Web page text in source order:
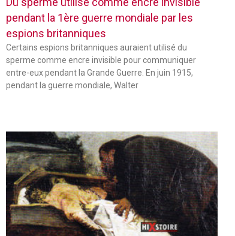
pendant la 1ère guerre mondiale par les
espions britanniques
Certains espions britanniques auraient utilisé du
sperme comme encre invisible pour communiquer
entre-eux pendant la Grande Guerre. En juin 1915,
pendant la guerre mondiale, Walter